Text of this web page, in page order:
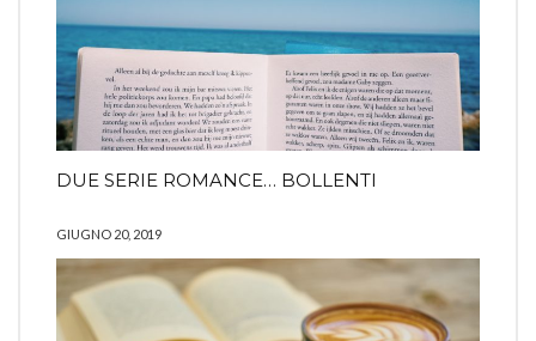
DUE SERIE ROMANCE… BOLLENTI
GIUGNO 20, 2019